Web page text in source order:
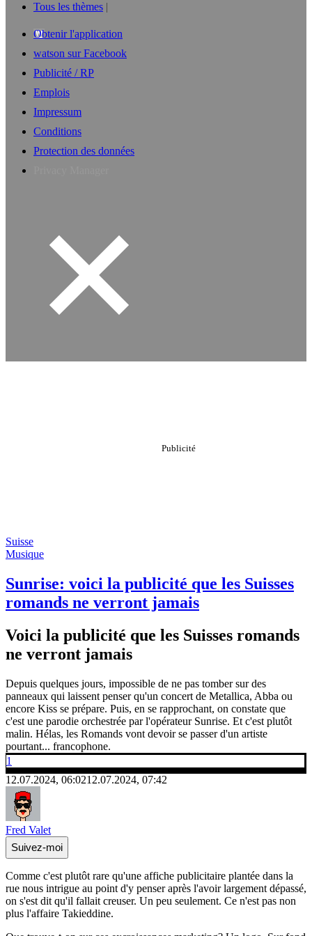
Tous les thèmes
Obtenir l'application
watson sur Facebook
Publicité / RP
Emplois
Impressum
Conditions
Protection des données
Suisse
Musique
Sunrise: voici la publicité que les Suisses
romands ne verront jamais
Voici la publicité que les Suisses romands
ne verront jamais
Depuis quelques jours, impossible de ne pas tomber sur des
panneaux qui laissent penser qu'un concert de Metallica, Abba ou
encore Kiss se prépare. Puis, en se rapprochant, on constate que
c'est une parodie orchestrée par l'opérateur Sunrise. Et c'est plutôt
malin. Hélas, les Romands vont devoir se passer d'un artiste
pourtant... francophone.
1
12.07.2024, 06:0212.07.2024, 07:42
Fred Valet
Suivez-moi
Comme c'est plutôt rare qu'une affiche publicitaire plantée dans la
rue nous intrigue au point d'y penser après l'avoir largement dépassé,
on s'est dit qu'il fallait creuser. Un peu seulement. Ce n'est pas non
plus l'affaire Takieddine.